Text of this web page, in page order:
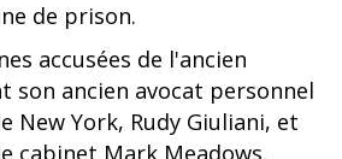
de prison.
accusées de l'ancien
son ancien avocat personnel
New York, Rudy Giuliani, et
cabinet Mark Meadows.